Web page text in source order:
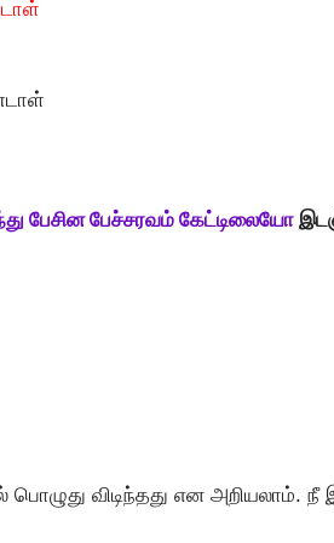
பேசின பேச்சரவம் கேட்டிலையோ
விடிந்தது என அறியலாம். நீ